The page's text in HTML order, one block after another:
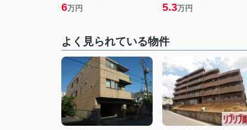
6万円 5.3万円
よく見られている物件